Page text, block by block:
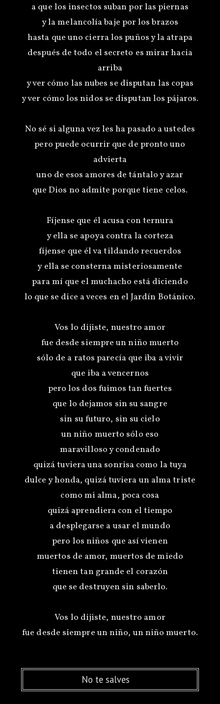
a que los insectos suban por las piernas
y la melancolía baje por los brazos
hasta que uno cierra los puños y la atrapa
después de todo el secreto es mirar hacia
arriba
y ver cómo las nubes se disputan las copas
y ver cómo los nidos se disputan los pájaros.
No sé si alguna vez les ha pasado a ustedes
pero puede ocurrir que de pronto uno
advierta
uno de esos amores de tántalo y azar
que Dios no admite porque tiene celos.
Fíjense que él acusa con ternura
y ella se apoya contra la corteza
fíjense que él va tildando recuerdos
y ella se consterna misteriosamente
para mí que el muchacho está diciendo
lo que se dice a veces en el Jardín Botánico.
Vos lo dijiste, nuestro amor
fue desde siempre un niño muerto
sólo de a ratos parecía que iba a vivir
que iba a vencernos
pero los dos fuimos tan fuertes
que lo dejamos sin su sangre
sin su futuro, sin su cielo
un niño muerto sólo eso
maravilloso y condenado
quizá tuviera una sonrisa como la tuya
dulce y honda, quizá tuviera un alma triste
como mi alma, poca cosa
quizá aprendiera con el tiempo
a desplegarse a usar el mundo
pero los niños que así vienen
muertos de amor, muertos de miedo
tienen tan grande el corazón
que se destruyen sin saberlo.
Vos lo dijiste, nuestro amor
No te salves